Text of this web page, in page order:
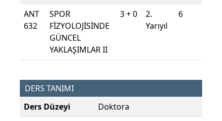
ANT
632
SPOR
FİZYOLOJİSİNDE
GÜNCEL
YAKLAŞIMLAR II
3 + 0
2.
Yarıyıl
6
DERS TANIMI
Ders Düzeyi
Doktora